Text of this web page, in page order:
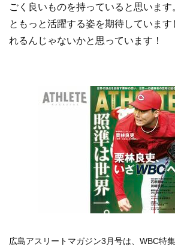
ごく良いものを持っていると思いま
ともっと活躍する姿を期待しています
れるんじゃないかと思っています！
広島アスリートマガジン3月号は、WBC特集